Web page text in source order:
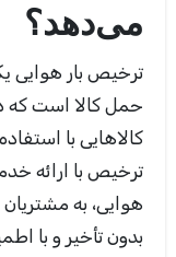
می‌دهد؟
ترخیص بار هوایی
حمل کالا است که
کالاهایی با استفاده
ترخیص با ارائه
هوایی، به
بدون تأخیر و با